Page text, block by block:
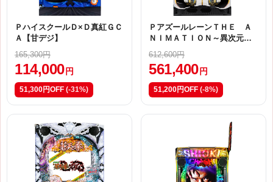
ＰハイスクールＤ×Ｄ真紅ＧＣ
Ａ【甘デジ】
165,300円
114,000 円
51,300円OFF (-31%)
ＰアズールレーンＴＨＥ Ａ
ＮＩＭＡＴＩＯＮ～異次元ト
612,600円
561,400 円
51,200円OFF (-8%)